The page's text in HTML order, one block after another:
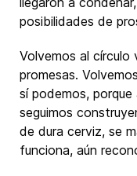
posibilidades de
Volvemos al
promesas.
sí podemos,
seguimos
de dura cerviz, se
funciona, aún